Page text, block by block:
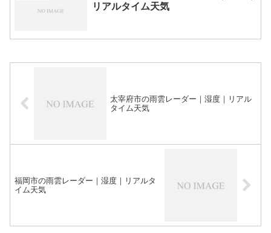
リアルタイム天気
太宰府市の雨雲レーダー｜湿度｜リアル
タイム天気
福岡市の雨雲レーダー｜湿度｜リアルタ
イム天気